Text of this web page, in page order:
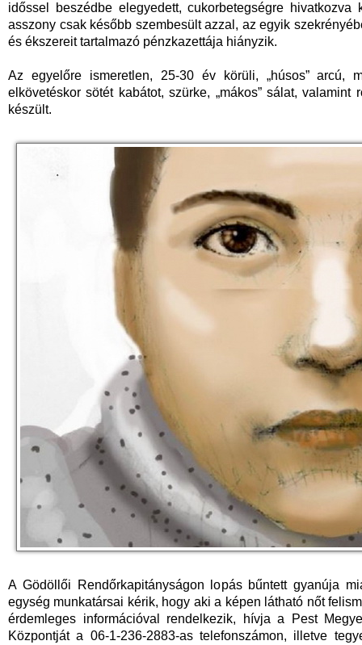
időssel beszédbe elegyedett, cukorbetegségre
asszony csak később szembesült azzal, az egyik
és ékszereit tartalmazó pénzkazettája hiányzik.
Az egyelőre ismeretlen, 25-30 év körüli, „húsos” arcú,
elkövetéskor sötét kabátot, szürke, „mákos” sálat,
készült.
A Gödöllői Rendőrkapitányságon lopás bűntett gyanúja
egység munkatársai kérik, hogy aki a képen látható nőt
érdemleges információval rendelkezik, hívja a Pest
Központját a 06-1-236-2883-as telefonszámon, illetve